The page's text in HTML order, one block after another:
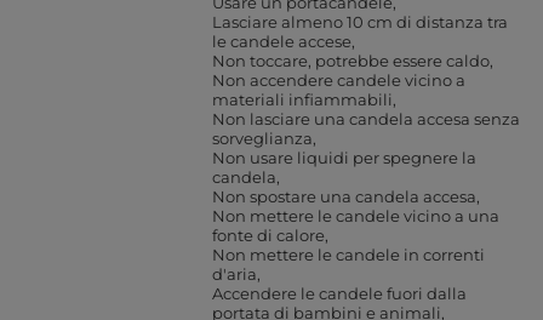
Lasciare almeno 10 cm di distanza tra
le candele accese
Non toccare, potrebbe essere caldo
Non accendere candele vicino a
materiali infiammabili
Non lasciare una candela accesa senza
sorveglianza
Non usare liquidi per spegnere la
candela
Non spostare una candela accesa
Non mettere le candele vicino a una
fonte di calore
Non mettere le candele in correnti
d'aria
Accendere le candele fuori dalla
portata di bambini e animali